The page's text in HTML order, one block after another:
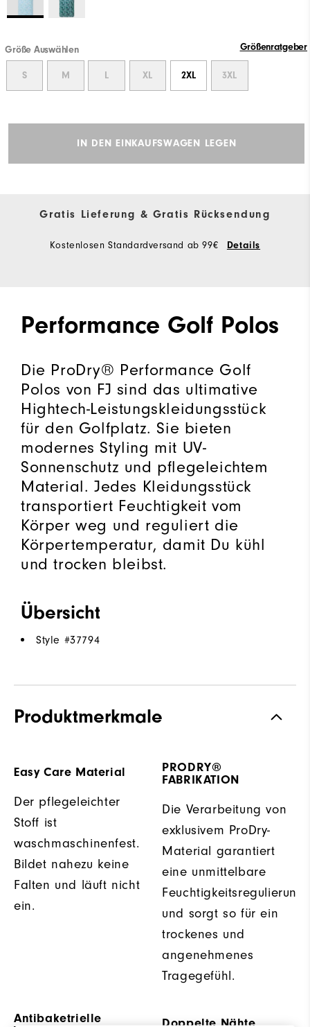
Größe Auswählen Größenratgeber
S M L XL 2XL 3XL
IN DEN EINKAUFSWAGEN LEGEN
Gratis Lieferung & Gratis Rücksendung
Kostenlosen Standardversand ab 99€ Details
Performance Golf Polos
Die ProDry® Performance Golf
Polos von FJ sind das ultimative
Hightech-Leistungskleidungsstück
für den Golfplatz. Sie bieten
modernes Styling mit UV-
Sonnenschutz und pflegeleichtem
Material. Jedes Kleidungsstück
transportiert Feuchtigkeit vom
Körper weg und reguliert die
Körpertemperatur, damit Du kühl
und trocken bleibst.
Übersicht
Style #37794
Produktmerkmale
Easy Care Material
Der pflegeleichter
Stoff ist
waschmaschinenfest.
Bildet nahezu keine
Falten und läuft nicht
ein.
PRODRY®
FABRIKATION
Die Verarbeitung von
exklusivem ProDry-
Material garantiert
eine unmittelbare
Feuchtigkeitsregulierung
und sorgt so für ein
trockenes und
angenehmenes
Tragegefühl.
Antibaketrielle
Doppelte Nähte